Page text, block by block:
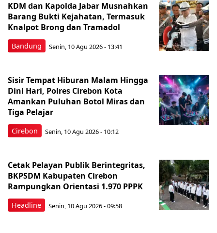
Bandung
KDM dan Kapolda Jabar Musnahkan
Barang Bukti Kejahatan, Termasuk
Knalpot Brong dan Tramadol
Senin, 10 Agu 2026 - 13:41
Cirebon
Sisir Tempat Hiburan Malam Hingga
Dini Hari, Polres Cirebon Kota
Amankan Puluhan Botol Miras dan
Tiga Pelajar
Senin, 10 Agu 2026 - 10:12
Headline
Cetak Pelayan Publik Berintegritas,
BKPSDM Kabupaten Cirebon
Rampungkan Orientasi 1.970 PPPK
Senin, 10 Agu 2026 - 09:58